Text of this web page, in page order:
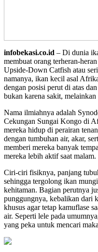
infobekasi.co.id – Di dunia
membuat orang terheran-
Upside-Down Catfish atau
namanya, ikan kecil asal
dengan posisi perut di atas
bukan karena sakit,
Nama ilmiahnya adalah
Cekungan Sungai Kongo di
mereka hidup di perairan
dengan tumbuhan air, akar,
memberi mereka banyak
mereka lebih aktif saat malam.
Ciri-ciri fisiknya, panjang
sehingga tergolong ikan
kehitaman. Bagian perutnya
punggungnya, kebalikan dari
khusus agar tetap kamuflase
air. Seperti lele pada
yang peka untuk mencari